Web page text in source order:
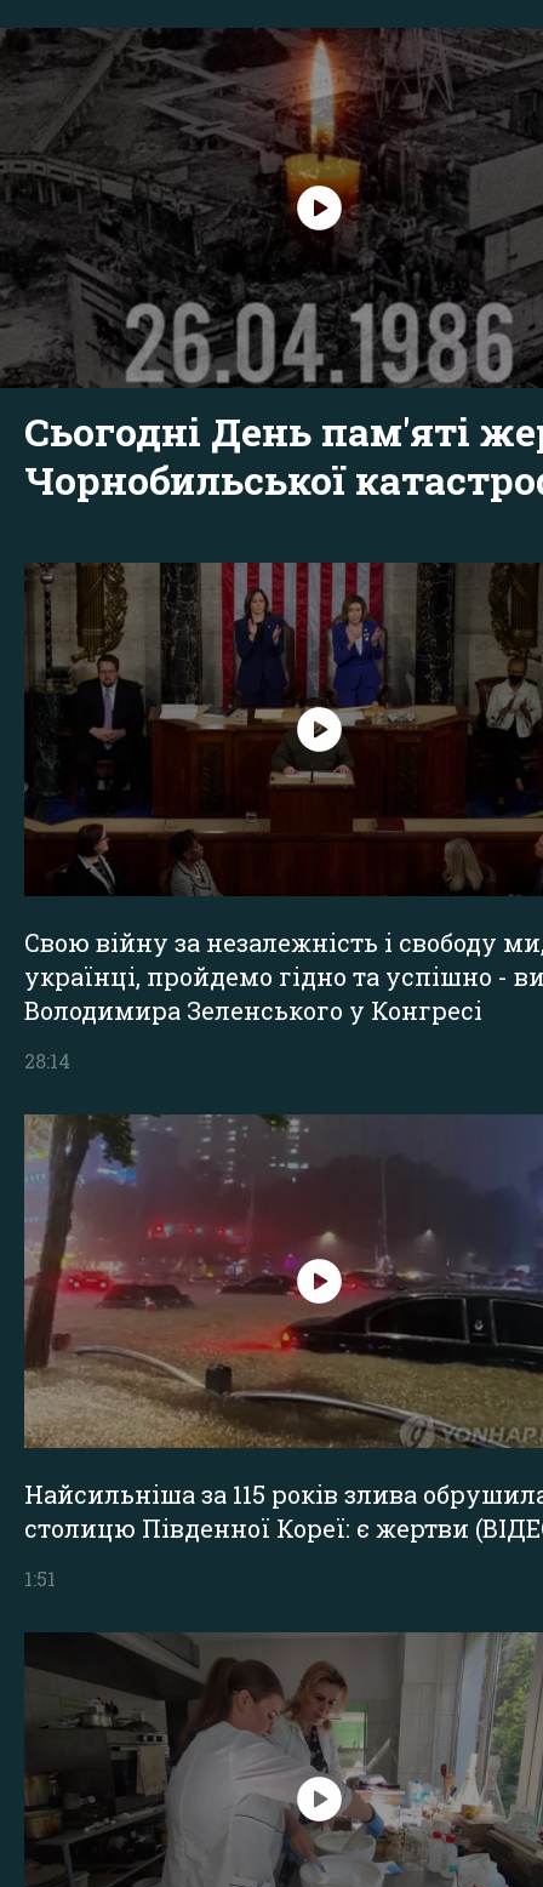
Сьогодні День пам'яті
Чорнобильської
Свою війну за незалежність і свободу
українці, пройдемо гідно та успішно -
Володимира Зеленського у Конгресі
28:14
Найсильніша за 115 років злива
столицю Південної Кореї: є жертви
1:51